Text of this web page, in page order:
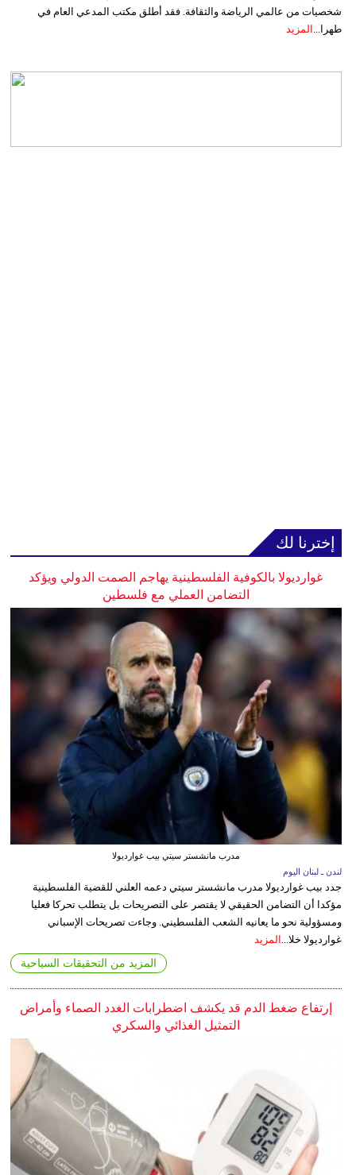
شخصيات من عالمي الرياضة والثقافة. فقد أطلق مكتب المدعي العام في
طهرا... المزيد
إخترنا لك
غوارديولا بالكوفية الفلسطينية يهاجم الصمت الدولي ويؤكد
التضامن العملي مع فلسطين
مدرب مانشستر سيتي بيب غوارديولا
لندن ـ لبنان اليوم
جدد بيب غوارديولا مدرب مانشستر سيتي دعمه العلني للقضية الفلسطينية
مؤكدا أن التضامن الحقيقي لا يقتصر على التصريحات بل يتطلب تحركا فعليا
ومسؤولية نحو ما يعانيه الشعب الفلسطيني. وجاءت تصريحات الإسباني
غوارديولا خلا... المزيد
المزيد من التحقيقات السياحية
إرتفاع ضغط الدم قد يكشف اضطرابات الغدد الصماء وأمراض
التمثيل الغذائي والسكري